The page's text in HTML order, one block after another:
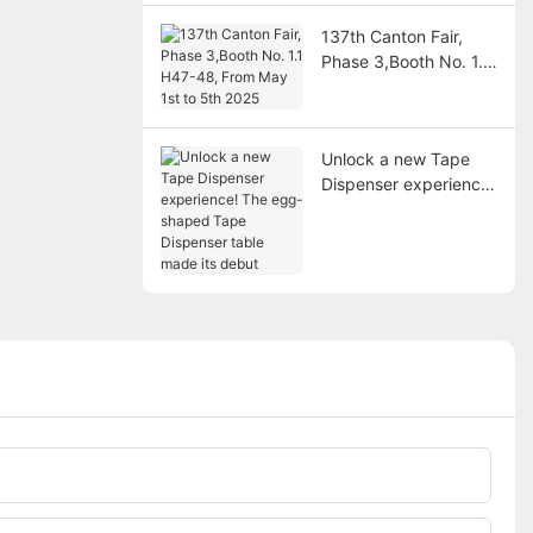
137th Canton Fair,
Phase 3,Booth No. 1.1
Unlock a new Tape
Dispenser experience!